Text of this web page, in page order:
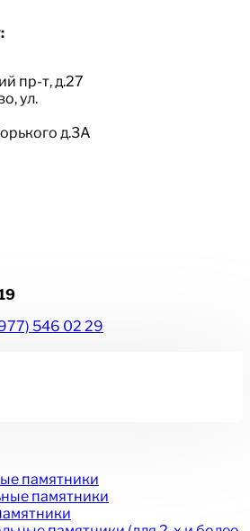
пр-т, д.27
ул.
д.3А
546 02 29
памятники
памятники